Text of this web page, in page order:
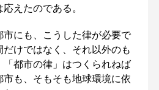
えたのである。
にも、こうした律が必要で
けではなく、それ以外のも
都市の律」はつくられねば
も、そもそも地球環境に依